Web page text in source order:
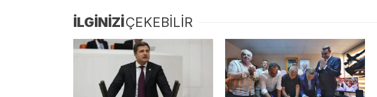
İLGİNİZİÇEKEBİLİR